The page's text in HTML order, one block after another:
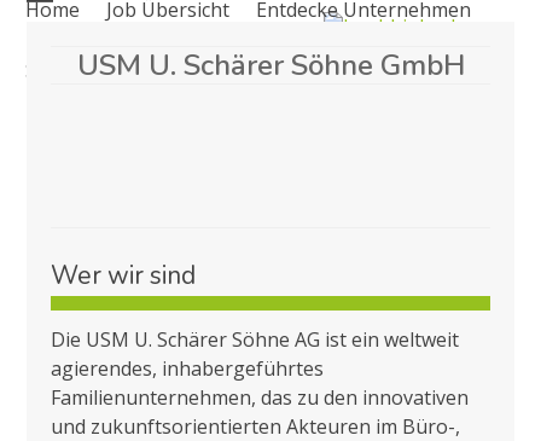
Skip
content
Home Job Übersicht Entdecke Unternehmen
Schülerpraktikumsbörse Seniorenjobs News
Open
mobile
Close
mobileUSM U. Schärer Söhne GmbH
Wer wir sind
Die USM U. Schärer Söhne AG ist ein weltweit
agierendes, inhabergeführtes
Familienunternehmen, das zu den innovativen
und zukunftsorientierten Akteuren im Büro-,